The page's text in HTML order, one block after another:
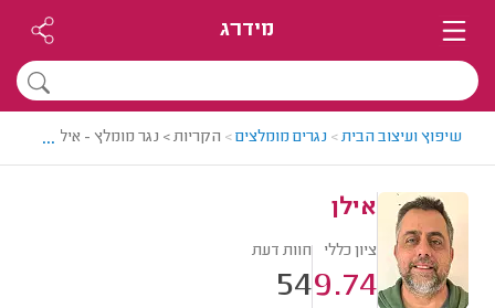
מידרג
שיפוץ ועיצוב הבית> נגרים מומלצים> הקריות > נגר מומלץ - אילן ...
אילן
ציון כללי
9.74
חוות דעת
54